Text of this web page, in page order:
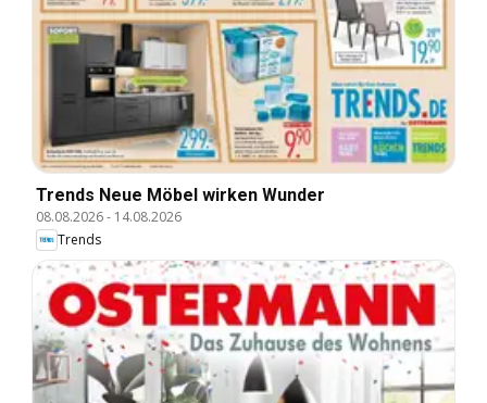
Trends Neue Möbel wirken Wunder
08.08.2026- 14.08.2026
Trends